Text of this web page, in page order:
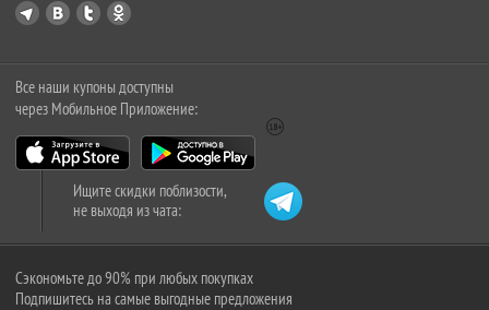
Все наши купоны доступны
через Мобильное Приложение:
Ищите скидки поблизости,
не выходя из чата:
Сэкономьте до 90% при любых покупках
Подпишитесь на самые выгодные предложения